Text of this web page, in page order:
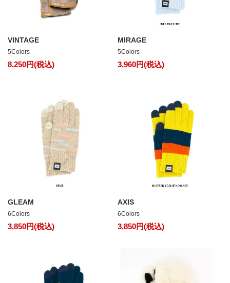
VINTAGE
5Colors
8,250円(税込)
MIRAGE
5Colors
3,960円(税込)
GLEAM
6Colors
3,850円(税込)
AXIS
6Colors
3,850円(税込)